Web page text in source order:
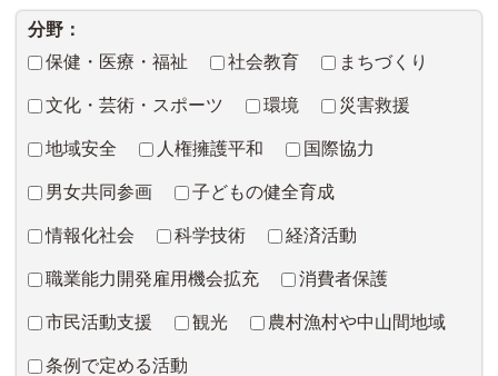
分野：
保健・医療・福祉
社会教育 まちづくり
文化・芸術・スポーツ 環境 災害救援
地域安全 人権擁護平和 国際協力
男女共同参画 子どもの健全育成
情報化社会 科学技術 経済活動
職業能力開発雇用機会拡充 消費者保護
市民活動支援 観光 農村漁村や中山間地域
条例で定める活動